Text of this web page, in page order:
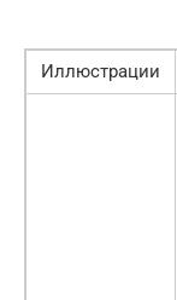
Иллюстрации